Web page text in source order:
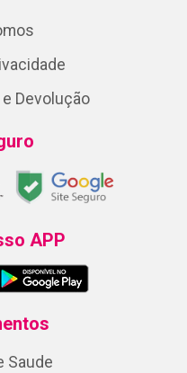
Devolução
APP
Saude